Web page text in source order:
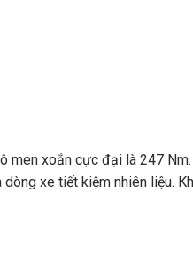
men xoắn cực đại là 247
xe tiết kiệm nhiên liệu.